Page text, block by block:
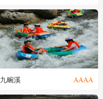
九畹溪 AAAA